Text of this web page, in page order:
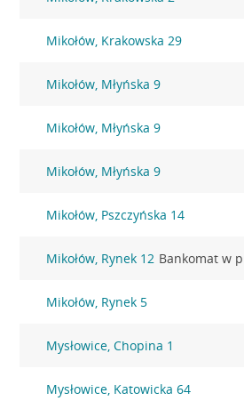
Mikołów, Krakowska 29
Mikołów, Młyńska 9
Mikołów, Młyńska 9
Mikołów, Młyńska 9
Mikołów, Pszczyńska 14
Mikołów, Rynek 12 Bankomat w
Mikołów, Rynek 5
Mysłowice, Chopina 1
Mysłowice, Katowicka 64